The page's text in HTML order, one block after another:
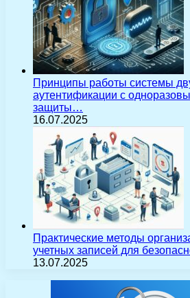
Принципы работы системы
аутентификации с
защиты…
16.07.2025
Практические методы
учетных записей для
13.07.2025